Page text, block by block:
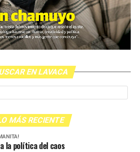
EN LAVACA
MÁS RECIENTE
la política del caos